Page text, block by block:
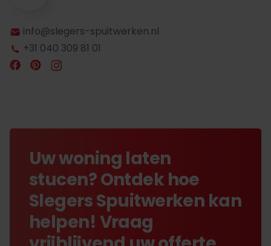
info@slegers-spuitwerken.nl
+31 040 309 81 01
Uw woning laten
stucen? Ontdek hoe
Slegers Spuitwerken kan
helpen! Vraag